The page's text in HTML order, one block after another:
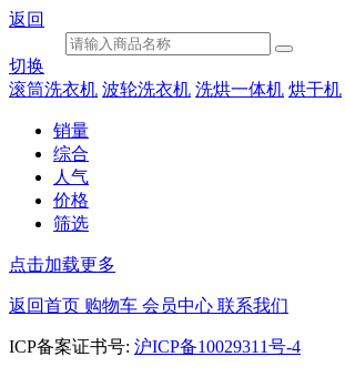
返回
切换
滚筒洗衣机 波轮洗衣机 洗烘一体机 烘干机
销量
综合
人气
价格
筛选
点击加载更多
返回首页 购物车 会员中心 联系我们
ICP备案证书号: 沪ICP备10029311号-4